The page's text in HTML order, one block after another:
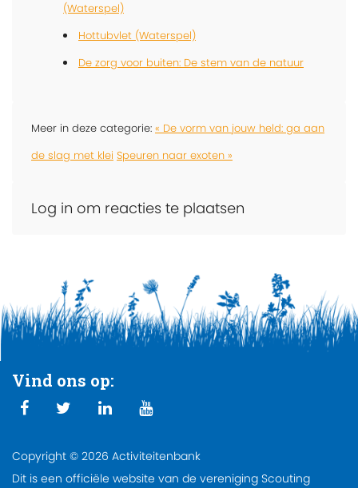
(Waterspel)
Hottubvlet (Waterspel)
De zorg voor buiten: De stem van de natuur
Meer in deze categorie: « De vorm van jouw held: ga aan
de slag met klei Speuren naar exoten »
Log in om reacties te plaatsen
Vind ons op:
Copyright © 2026 Activiteitenbank
Dit is een officiële website van de vereniging Scouting